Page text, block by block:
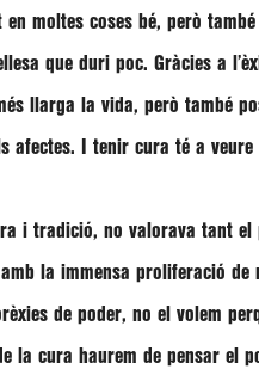
moltes coses bé, però
que duri poc. Gràcies a
llarga la vida, però també
afectes. I tenir cura té a veure
i tradició, no valorava
la immensa proliferació de
de poder, no el volem
la cura haurem de pensar el